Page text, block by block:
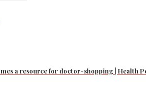
a resource for doctor-shopping | Health